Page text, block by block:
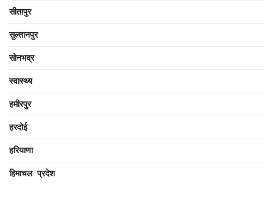
सीतापुर
सुल्तानपुर
सोनभद्र
स्वास्थ्य
हमीरपुर
हरदोई
हरियाणा
हिमाचल प्रदेश